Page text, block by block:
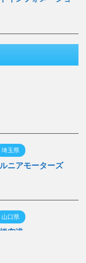
埼玉県
ニアモーターズ
山口県
空港